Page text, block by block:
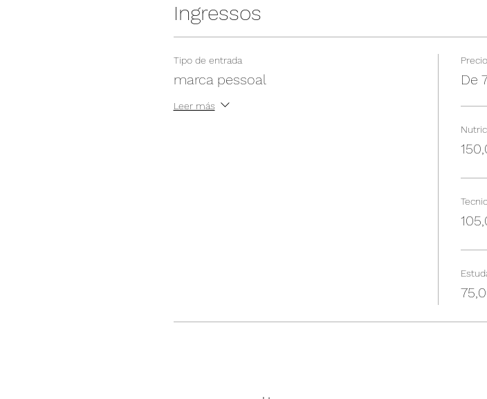
da palestra.
Participem, divulguem associem-se! Contamos com vocês.
Ingressos
Tipo de entrada
marca pessoal
Leer más
Precio
De